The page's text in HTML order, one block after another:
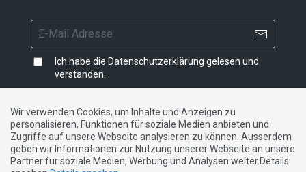
Ich habe die Datenschutzerklärung gelesen und
verstanden.
Impressum |Datenschutzerklärung|Kontakt
DE FR IT
Wir verwenden Cookies, um Inhalte und Anzeigen zu
personalisieren, Funktionen für soziale Medien anbieten und
Zugriffe auf unsere Webseite analysieren zu können. Ausserdem
geben wir Informationen zur Nutzung unserer Webseite an unsere
Partner für soziale Medien, Werbung und Analysen weiter.Details